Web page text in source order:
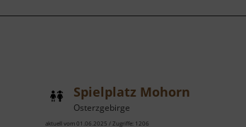
Spielplatz Mohorn
Osterzgebirge
aktuell vom 01.06.2025 / Zugriffe: 1206